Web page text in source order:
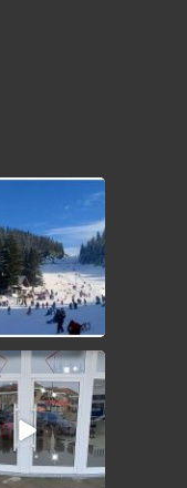
IZLET❄️
...
- ADVENT BEČ
...